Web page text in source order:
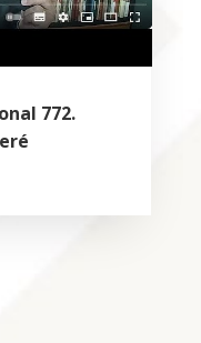
772.